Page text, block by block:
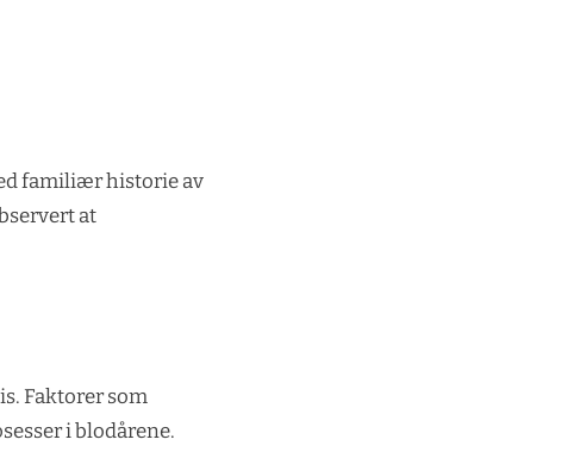
familiær historie av
at
Faktorer som
i blodårene.